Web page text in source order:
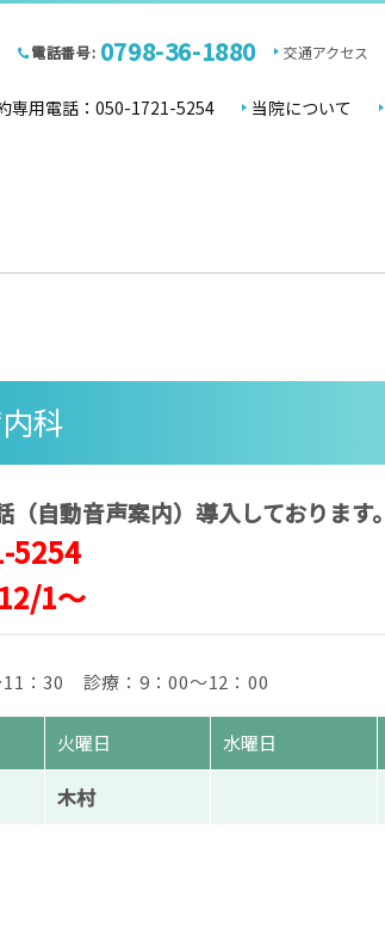
電話番号: 0798-36-1880 交通アクセス
専用電話：050-1721-5254 当院について
科
（自動音声案内）導入しております。
5254
12/1～
11：30 診療：9：00〜12：00
火曜日 水曜日
木村